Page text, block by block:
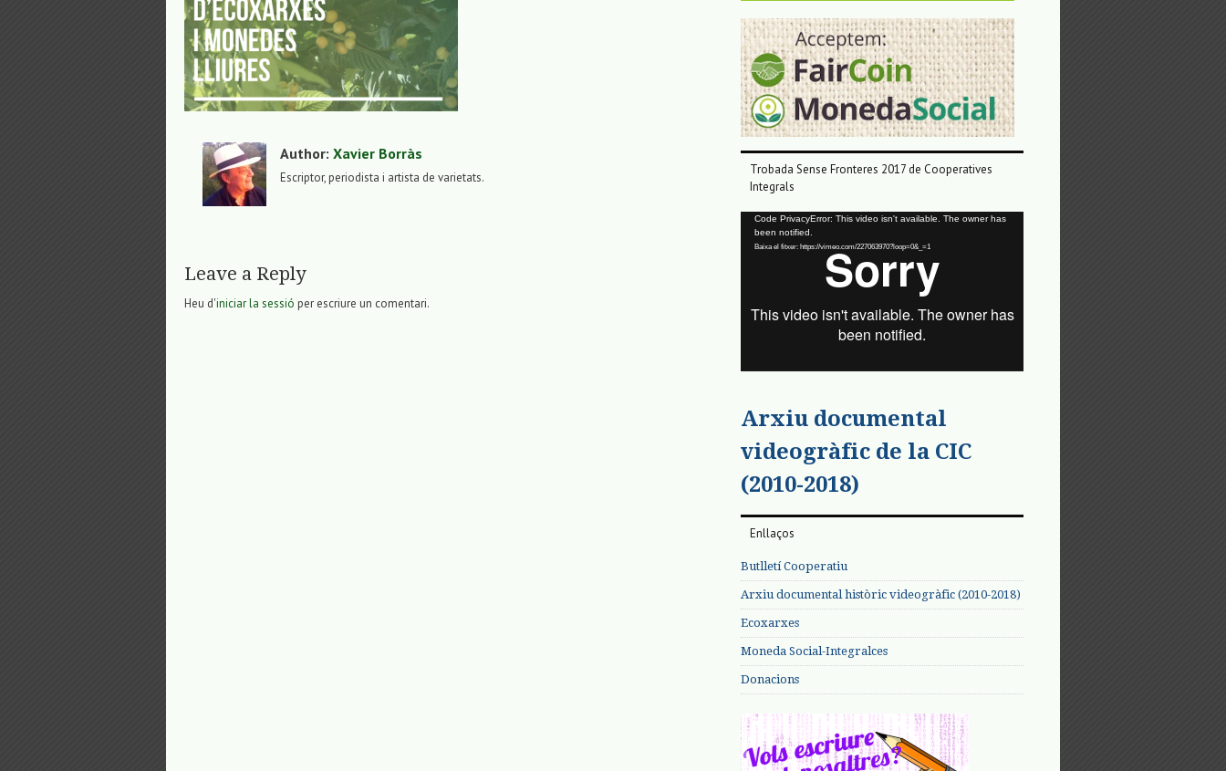
Author: Xavier Borràs
Escriptor, periodista i artista de varietats.
Leave a Reply
Heu d'iniciar la sessió per escriure un comentari.
Trobada Sense Fronteres 2017 de Cooperatives
Integrals
Reproductor
vídeo
Code PrivacyError: This video isn't available. The owner has
been notified.
Baixa el fitxer: https://vimeo.com/227063970?loop=0&_=1
Arxiu documental
videogràfic de la CIC
(2010-2018)
Enllaços
Butlletí Cooperatiu
Arxiu documental històric videogràfic (2010-2018)
Ecoxarxes
Moneda Social-Integralces
Donacions